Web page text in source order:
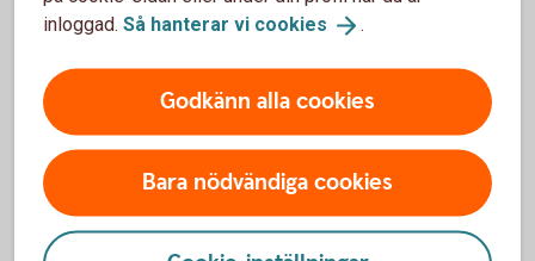
secmaker-webshop.com, ej för nyförsäljning.
Vill du ha BankID i mobilen istället?
inloggad. Så hanterar vi cookies .
Godkänn alla cookies
Bara nödvändiga cookies